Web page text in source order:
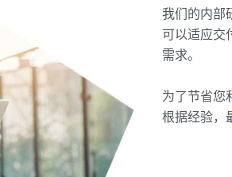
我们的内部
可以适应交
需求。
为了节省您
根据经验，